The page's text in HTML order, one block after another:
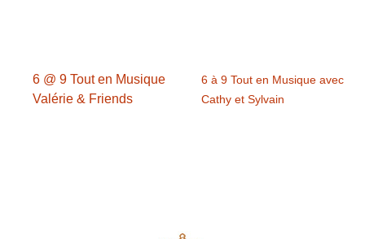
6 @ 9 Tout en Musique
Valérie & Friends
6 à 9 Tout en Musique avec
Cathy et Sylvain